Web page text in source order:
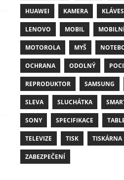
HUAWEI KAMERA
LENOVO MOBIL MOBILNÍ
MOTOROLA MYŠ
OCHRANA ODOLNÝ
REPRODUKTOR SAMSUNG
SLEVA SLUCHÁTKA
SONY SPECIFIKACE
TELEVIZE TISK TISKÁRNA
ZABEZPEČENÍ